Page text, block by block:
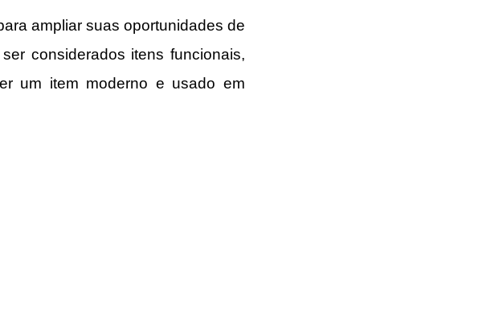
ampliar suas oportunidades de
considerados itens funcionais,
um item moderno e usado em